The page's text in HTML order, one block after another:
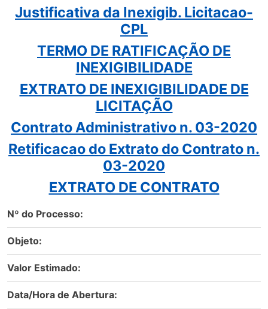
Justificativa da Inexigib. Licitacao-
CPL
TERMO DE RATIFICAÇÃO DE
INEXIGIBILIDADE
EXTRATO DE INEXIGIBILIDADE DE
LICITAÇÃO
Contrato Administrativo n. 03-2020
Retificacao do Extrato do Contrato n.
03-2020
EXTRATO DE CONTRATO
Nº do Processo:
Objeto:
Valor Estimado:
Data/Hora de Abertura: